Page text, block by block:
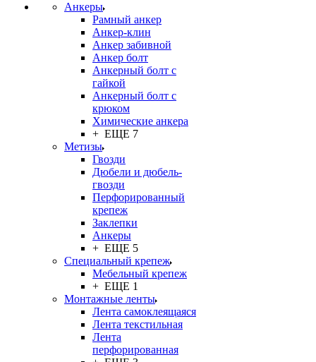
Анкеры
Рамный анкер
Анкер-клин
Анкер забивной
Анкер болт
Анкерный болт с
гайкой
Анкерный болт с
крюком
Химические анкера
+ ЕЩЕ 7
Метизы
Гвозди
Дюбели и дюбель-
гвозди
Перфорированный
крепеж
Заклепки
Анкеры
+ ЕЩЕ 5
Специальный крепеж
Мебельный крепеж
+ ЕЩЕ 1
Монтажные ленты
Лента самоклеящаяся
Лента текстильная
Лента
перфорированная